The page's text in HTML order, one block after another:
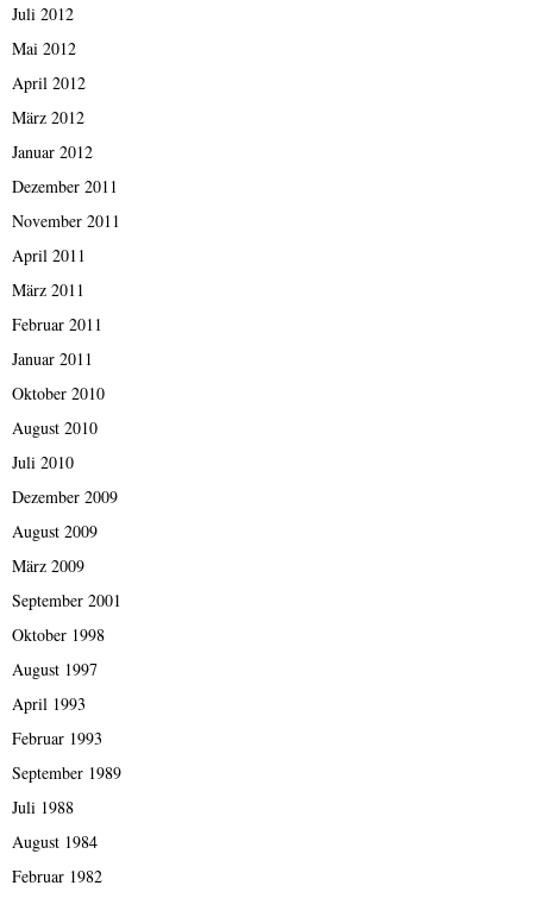
Juli 2012
Mai 2012
April 2012
März 2012
Januar 2012
Dezember 2011
November 2011
April 2011
März 2011
Februar 2011
Januar 2011
Oktober 2010
August 2010
Juli 2010
Dezember 2009
August 2009
März 2009
September 2001
Oktober 1998
August 1997
April 1993
Februar 1993
September 1989
Juli 1988
August 1984
Februar 1982